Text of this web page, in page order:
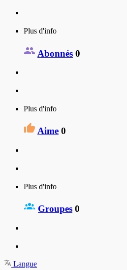
Plus d'info
Abonnés 0
Plus d'info
Aime 0
Plus d'info
Groupes 0
Langue